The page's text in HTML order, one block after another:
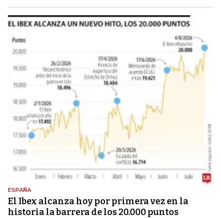
ESPAÑA
El Ibex alcanza hoy por primera vez en la
historia la barrera de los 20.000 puntos